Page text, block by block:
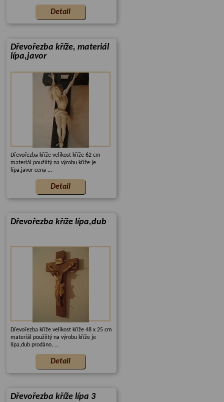
Dřevořezba kříže, materiál
lípa,javor
Dřevořezba kříže velikost kříže 62 cm
materiál použiitý na výrobu kříže je
lípa,javor cena ...
Dřevořezba kříže lípa,dub
Dřevořezba kříže velikost kříže 48 x 25 cm
materiál použiitý na výrobu kříže je
lípa,dub prodáno, ...
Dřevořezba kříže lípa 3